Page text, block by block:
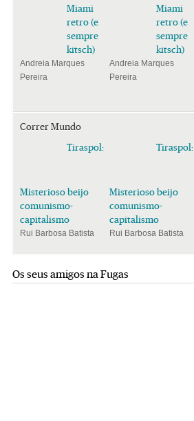
Miami
retro (e
sempre
kitsch)
Andreia Marques
Pereira
Miami
retro (e
sempre
kitsch)
Andreia Marques
Pereira
Correr Mundo
Tiraspol:
Misterioso beijo
comunismo-
capitalismo
Rui Barbosa Batista
Tiraspol:
Misterioso beijo
comunismo-
capitalismo
Rui Barbosa Batista
Os seus amigos na Fugas